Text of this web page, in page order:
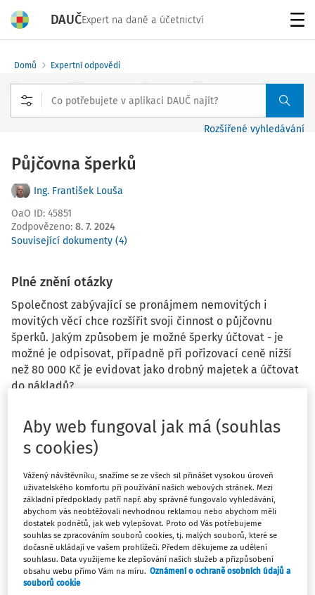
DAUČExpert na daně a účetnictví
Domů Expertní odpovědi
Rozšířené vyhledávání
Půjčovna šperků
Ing. František Louša
OaO ID: 45851
Zodpovězeno: 8. 7. 2024
Související dokumenty (4)
Plné znění otázky
Společnost zabývající se pronájmem nemovitých i
movitých věcí chce rozšířit svoji činnost o půjčovnu
šperků. Jakým způsobem je možné šperky účtovat - je
možné je odpisovat, případně při pořizovací ceně nižší
než 80 000 Kč je evidovat jako drobný majetek a účtovat
do nákladů?
Máte předplatné? Přihlaste se
Aby web fungoval jak má (souhlas
s cookies)
Vážený návštěvníku, snažíme se ze všech sil přinášet vysokou úroveň
uživatelského komfortu při používání našich webových stránek. Mezi
základní předpoklady patří např. aby správně fungovalo vyhledávání,
abychom vás neobtěžovali nevhodnou reklamou nebo abychom měli
dostatek podnětů, jak web vylepšovat. Proto od Vás potřebujeme
souhlas se zpracováním souborů cookies, tj. malých souborů, které se
dočasně ukládají ve vašem prohlížeči. Předem děkujeme za udělení
souhlasu. Data využijeme ke zlepšování našich služeb a přizpůsobení
obsahu webu přímo Vám na míru. Oznámení o ochraně osobních údajů a
souborů cookie